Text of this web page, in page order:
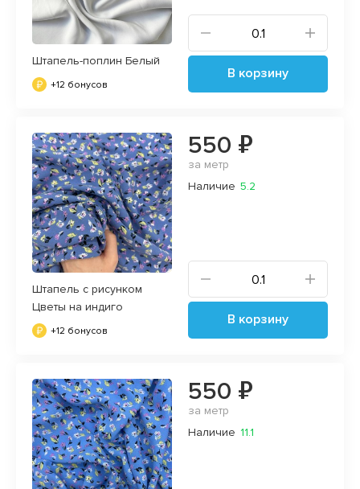
Штапель-поплин Белый
+12 бонусов
В корзину
Штапель с рисунком
Цветы на индиго
+12 бонусов
550 ₽
за метр
Наличие 5.2
В корзину
550 ₽
за метр
Наличие 11.1